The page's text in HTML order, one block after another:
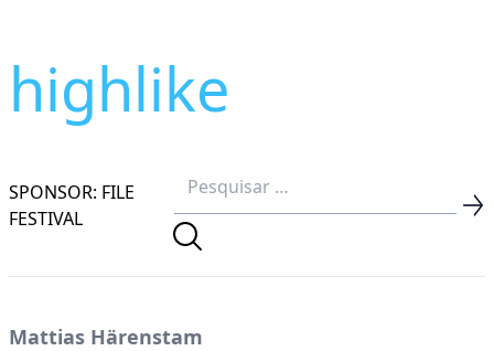
highlike
SPONSOR: FILE
FESTIVAL
Mattias Härenstam